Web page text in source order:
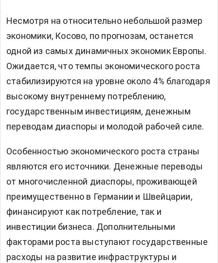
Несмотря на относительно небольшой размер
экономики, Косово, по прогнозам, останется
одной из самых динамичных экономик Европы.
Ожидается, что темпы экономического роста
стабилизируются на уровне около 4% благодаря
высокому внутреннему потреблению,
государственным инвестициям, денежным
переводам диаспоры и молодой рабочей силе.
Особенностью экономического роста страны
являются его источники. Денежные переводы
от многочисленной диаспоры, проживающей
преимущественно в Германии и Швейцарии,
финансируют как потребление, так и
инвестиции бизнеса. Дополнительными
факторами роста выступают государственные
расходы на развитие инфраструктуры и